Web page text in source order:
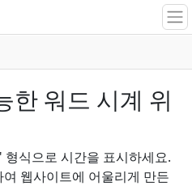
한 워드 시계 위
식으로 시간을 표시하세요.
웹사이트에 어울리게 만든